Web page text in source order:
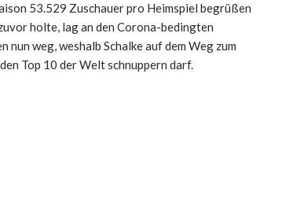
53.529 Zuschauer pro Heimspiel begrüßen
holte, lag an den Corona-bedingten
weg, weshalb Schalke auf dem Weg zum
Top 10 der Welt schnuppern darf.